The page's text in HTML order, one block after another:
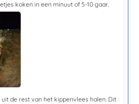
koken in een minuut of 5-10 gaar.
de rest van het kippenvlees halen. Dit